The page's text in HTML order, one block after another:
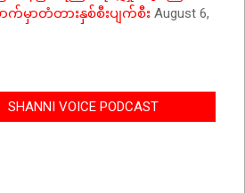
ာက်မှာတံတားနှစ်စီးပျက်စီး August 6,
SHANNI VOICE PODCAST